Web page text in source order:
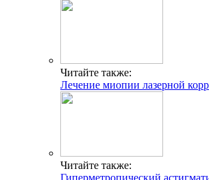
Читайте также:
Лечение миопии лазерной
Читайте также:
Гиперметропический